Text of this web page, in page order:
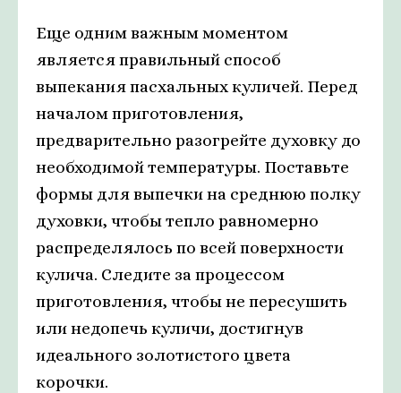
Еще одним важным моментом
является правильный способ
выпекания пасхальных куличей. Перед
началом приготовления,
предварительно разогрейте духовку до
необходимой температуры. Поставьте
формы для выпечки на среднюю полку
духовки, чтобы тепло равномерно
распределялось по всей поверхности
кулича. Следите за процессом
приготовления, чтобы не пересушить
или недопечь куличи, достигнув
идеального золотистого цвета
корочки.